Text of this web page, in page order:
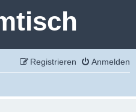
Anmelden
Registrieren